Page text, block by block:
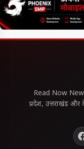
Read Now
प्रदेश, उत्तराखंड